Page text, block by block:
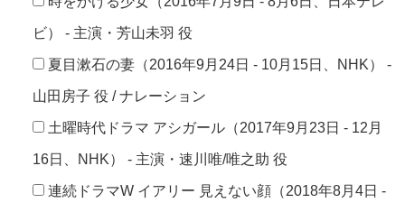
ビ） - 主演・芳山未羽 役
夏目漱石の妻（2016年9月24日 - 10月15日、NHK） -
山田房子 役 / ナレーション
土曜時代ドラマ アシガール（2017年9月23日 - 12月
16日、NHK） - 主演・速川唯/唯之助 役
連続ドラマW イアリー 見えない顔（2018年8月4日 -